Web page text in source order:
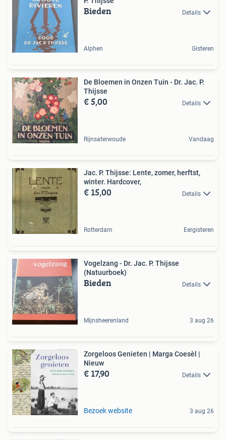
Bieden Details
Alphen Gisteren
De Bloemen in Onzen Tuin - Dr. Jac. P.
Thijsse
€ 5,00 Details
Rijnsaterwoude Vandaag
Jac. P. Thijsse: Lente, zomer, herftst,
winter. Hardcover,
€ 15,00 Details
Rotterdam Eergisteren
Vogelzang - Dr. Jac. P. Thijsse
(Natuurboek)
Bieden Details
Mijnsheerenland 3 aug 26
Zorgeloos Genieten | Marga Coesèl |
Nieuw
€ 17,90 Details
Bezoek website 3 aug 26